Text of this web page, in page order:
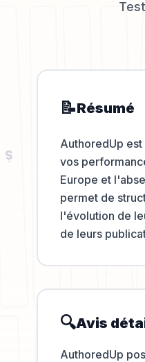
📝Résumé
AuthoredUp
vos
Europe et
permet de
l'évolution de
de leurs
🔍Avis
AuthoredUp